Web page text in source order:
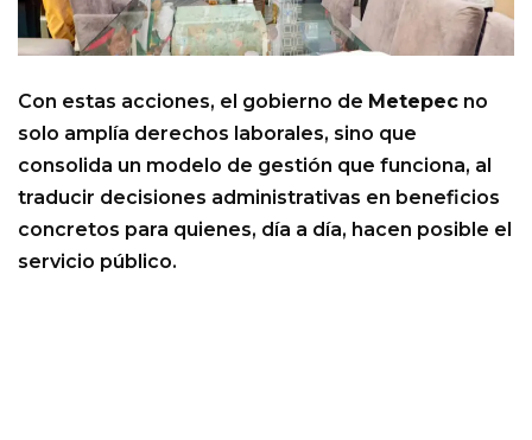
Con estas acciones, el gobierno de Metepec no
solo amplía derechos laborales, sino que
consolida un modelo de gestión que funciona, al
traducir decisiones administrativas en beneficios
concretos para quienes, día a día, hacen posible el
servicio público.